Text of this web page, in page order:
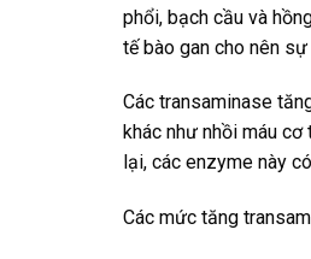
phổi, bạch cầu và
tế bào gan cho nên
Các transaminase
khác như nhồi máu
lại, các enzyme này
Các mức tăng